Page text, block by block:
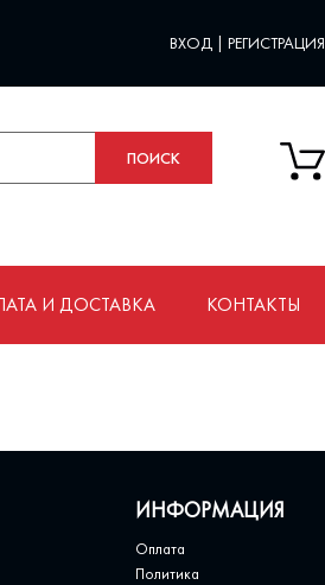
ВХОД | РЕГИСТРАЦИЯ
И ДОСТАВКА КОНТАКТЫ
ИНФОРМАЦИЯ
Оплата
Политика